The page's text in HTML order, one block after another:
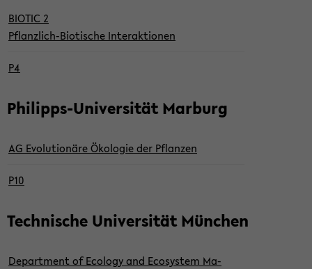
BIO­TIC 2
Pflanzlich-​Biotische In­ter­ak­tio­nen
P4
Philipps-​Universität Mar­burg
AG Evo­lu­tio­nä­re Öko­lo­gie der Pflan­zen
P10
Tech­ni­sche Uni­ver­si­tät Mün­chen
De­part­ment of Eco­lo­gy and Eco­sys­tem Ma­